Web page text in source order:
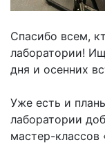
Спасибо всем,
лаборатории!
дня и осенних
Уже есть и
лаборатории
мастер-классов